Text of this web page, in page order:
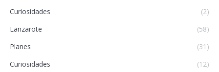
Curiosidades
(2)
Lanzarote
(58)
Planes
(31)
Curiosidades
(12)